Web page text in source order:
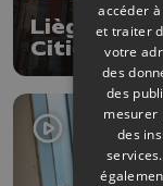
Liège
Cities
droits
accéder
et traiter
votre
des
des
mesurer
des
services.